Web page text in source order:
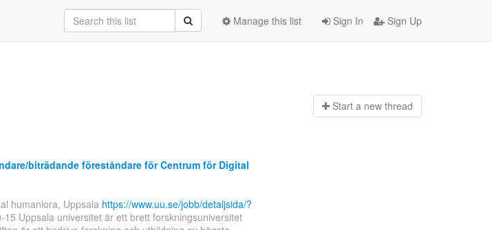
Sign In Sign Up
Manage this list
Start a new thread
biträdande föreståndare för Centrum för Digital
humaniora, Uppsala https://www.uu.se/jobb/detaljsida/?
15 Uppsala universitet är ett brett forskningsuniversitet